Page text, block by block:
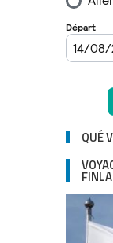
QUÉ